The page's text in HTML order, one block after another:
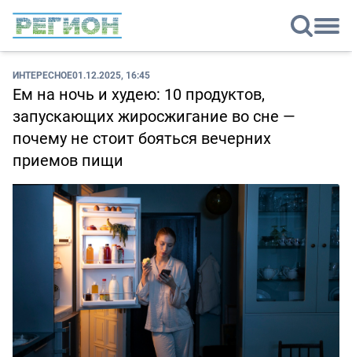
ИНТЕРЕСНОЕ01.12.2025, 16:45
Ем на ночь и худею: 10 продуктов,
запускающих жиросжигание во сне —
почему не стоит бояться вечерних
приемов пищи